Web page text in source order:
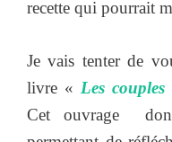
recette qui pourrait
Je vais tenter de
livre « Les
Cet ouvrage